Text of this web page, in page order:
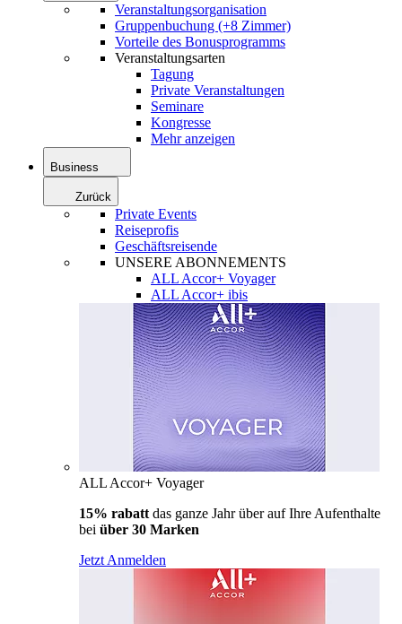
Veranstaltungsorganisation
Gruppenbuchung (+8 Zimmer)
Vorteile des Bonusprogramms
Veranstaltungsarten
Tagung
Private Veranstaltungen
Seminare
Kongresse
Mehr anzeigen
Business
Zurück
Private Events
Reiseprofis
Geschäftsreisende
UNSERE ABONNEMENTS
ALL Accor+ Voyager
ALL Accor+ ibis
ALL Accor+ Voyager
15% rabatt das ganze Jahr über auf Ihre Aufenthalte
bei über 30 Marken
Jetzt Anmelden